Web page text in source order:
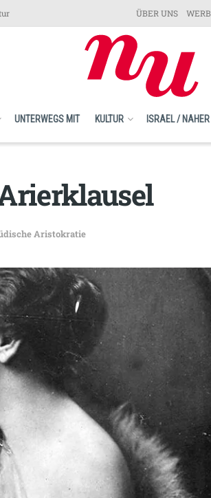
ÜBER UNS
UNTERWEGS MIT KULTUR ISRAEL / NAHER
Aristokratie